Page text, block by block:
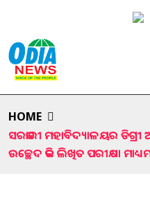
HOME
ସରକାରୀ ମହାବିଦ୍ୟାଳୟର ଡିଗ୍ରୀ
ଉଚ୍ଛେଦ କରି ଲିଖିତ ପରୀକ୍ଷା